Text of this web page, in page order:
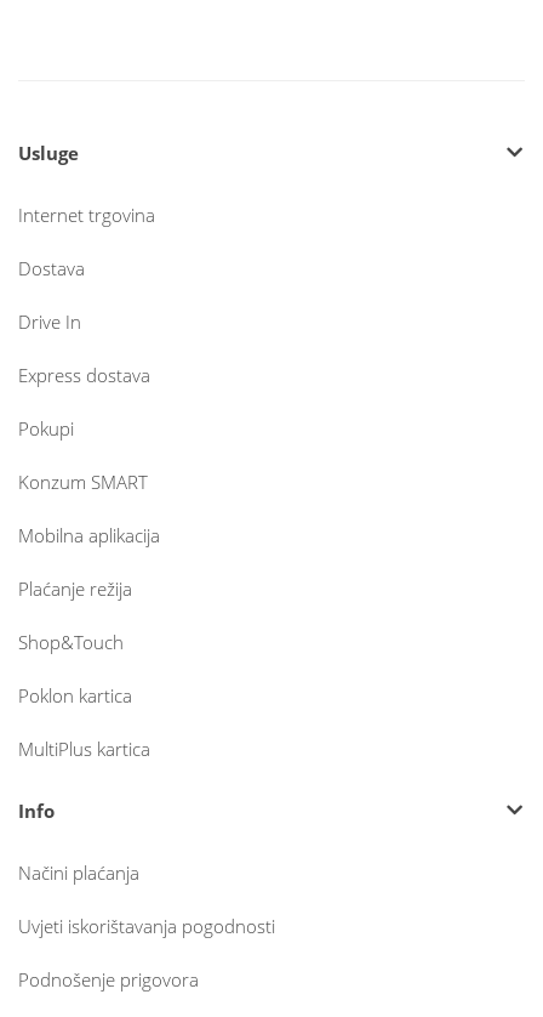
Usluge
Internet trgovina
Dostava
Drive In
Express dostava
Pokupi
Konzum SMART
Mobilna aplikacija
Plaćanje režija
Shop&Touch
Poklon kartica
MultiPlus kartica
Info
Načini plaćanja
Uvjeti iskorištavanja pogodnosti
Podnošenje prigovora